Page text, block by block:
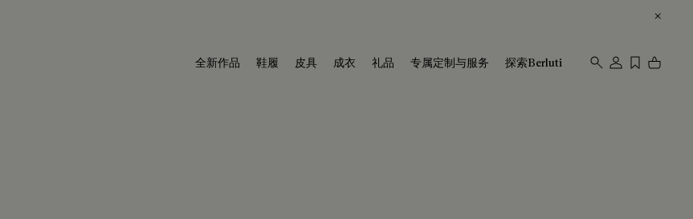
全新作品 鞋履 皮具 成衣 礼品 专属定制与服务 探索Berluti